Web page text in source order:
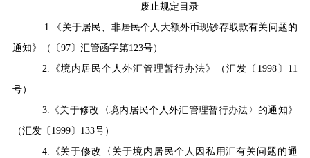
废止规定目录
1.
《关于居民、 非居民个人大额外币现钞存取款有关问题的
通知》（〔 97〕汇管函字第123号）
2.
《境内居民个人外汇管理暂行办法》（汇发〔 1998 〕 11
号）
3.
《关于修改〈境内居民个人外汇管理暂行办法〉的通知》
（汇发〔 1999〕 133号）
4.
《关于修改〈关于境内居民个人因私用汇有关问题的通